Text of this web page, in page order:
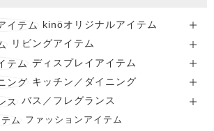
kinöオリジナルアイテム
リビングアイテム
ディスプレイアイテム
キッチン／ダイニング
バス／フレグランス
ファッションアイテム